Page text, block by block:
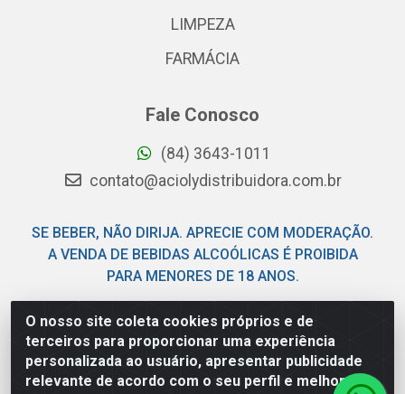
O nosso site coleta cookies próprios e de
terceiros para proporcionar uma experiência
personalizada ao usuário, apresentar publicidade
relevante de acordo com o seu perfil e melhorar a
LIMPEZA
FARMÁCIA
Fale Conosco
(84) 3643-1011
contato@aciolydistribuidora.com.br
SE BEBER, NÃO DIRIJA. APRECIE COM MODERAÇÃO.
A VENDA DE BEBIDAS ALCOÓLICAS É PROIBIDA
PARA MENORES DE 18 ANOS.
Acioly Distribuidora - Av Piloto Pereira Tim - Parque de
Exposições - Parnamirim/RN - CEP 59146-480 - CNPJ
06.029.901/0001-92